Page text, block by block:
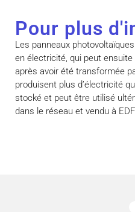
Pour plus
Les panneaux
en électricité, qui peut
après avoir été transformée
produisent plus d’électricité
stocké et peut être utilisé
dans le réseau et vendu à